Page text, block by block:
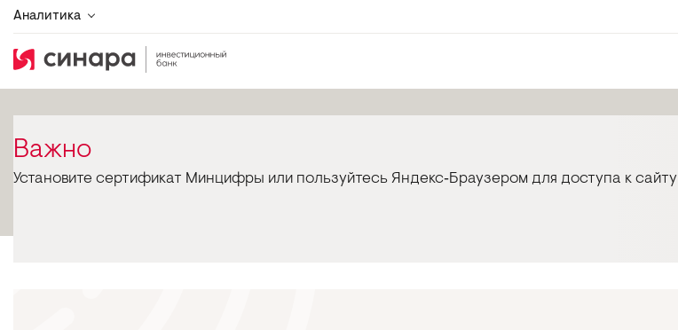
Аналитика
Важно
Установите сертификат Минцифры или пользуйтесь Яндекс‑Браузером для доступа к сайту